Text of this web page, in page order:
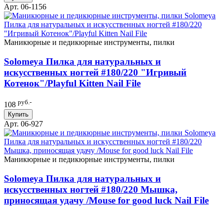
Арт. 06-1156
Маникюрные и педикюрные инструменты, пилки
Solomeya Пилка для натуральных и
искусственных ногтей #180/220 "Игривый
Котенок"/Playful Kitten Nail File
108 руб.-
Купить
Арт. 06-927
Маникюрные и педикюрные инструменты, пилки
Solomeya Пилка для натуральных и
искусственных ногтей #180/220 Мышка,
приносящая удачу /Mouse for good luck Nail File